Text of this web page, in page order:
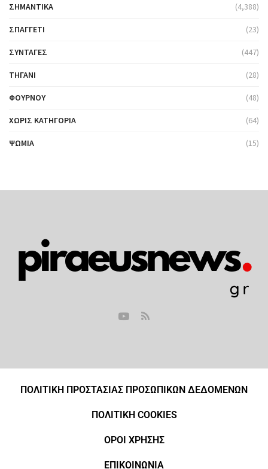
ΣΗΜΑΝΤΙΚΆ (4,388)
ΣΠΑΓΓΈΤΙ (23)
ΣΥΝΤΑΓΈΣ (447)
ΤΗΓΆΝΙ (28)
ΦΟΎΡΝΟΥ (48)
ΧΩΡΊΣ ΚΑΤΗΓΟΡΊΑ (64)
ΨΩΜΙΆ (15)
ΠΟΛΙΤΙΚΗ ΠΡΟΣΤΑΣΙΑΣ ΠΡΟΣΩΠΙΚΩΝ ΔΕΔΟΜΕΝΩΝ
ΠΟΛΙΤΙΚΗ COOKIES
ΟΡΟΙ ΧΡΗΣΗΣ
ΕΠΙΚΟΙΝΩΝΙΑ